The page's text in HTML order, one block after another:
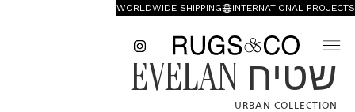
INTERNATIONAL PROJECTS
WORLDWIDE SHIPPING
שטיח EVELAN
URBAN COLLECTION